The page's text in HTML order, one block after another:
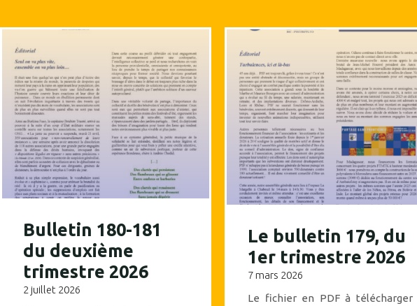
Bulletin 180-181
du deuxième
trimestre 2026
2 juillet 2026
Le bulletin 179, du
1er trimestre 2026
7 mars 2026
Le fichier en PDF à télécharger